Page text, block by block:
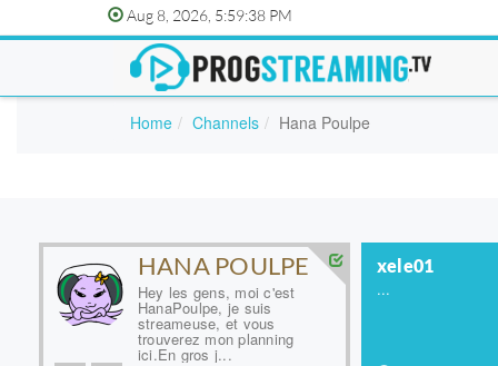
Aug 8, 2026, 5:59:38 PM
Home Channels Hana Poulpe
HANA POULPE
Hey les gens, moi c'est
HanaPoulpe, je suis
streameuse, et vous
trouverez mon planning
ici.En gros j...
xele01
...